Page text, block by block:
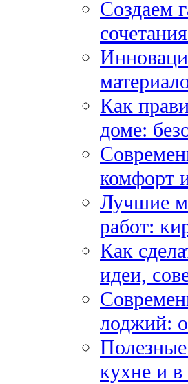
Создаем
Как
доме:
комфорт
Лучшие
работ:
Как
идеи,
лоджий:
кухне и